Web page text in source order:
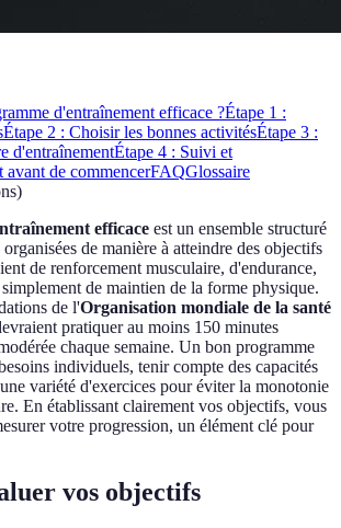
d'entraînement efficace ?Étape 1 :
Étape 2 : Choisir les bonnes activitésÉtape 3 :
d'entraînementÉtape 4 : Suivi et
avant de commencerFAQGlossaire
)
efficace est un ensemble structuré
de manière à atteindre des objectifs
de renforcement musculaire, d'endurance,
de maintien de la forme physique.
de l'Organisation mondiale de la santé
pratiquer au moins 150 minutes
chaque semaine. Un bon programme
individuels, tenir compte des capacités
variété d'exercices pour éviter la monotonie
En établissant clairement vos objectifs, vous
votre progression, un élément clé pour
vos objectifs